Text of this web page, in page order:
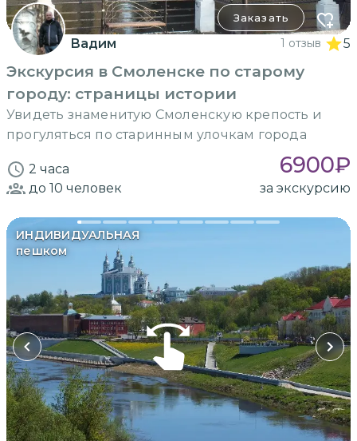
Заказать
Вадим 1 отзыв 5
Экскурсия в Смоленске по старому
городу: страницы истории
Увидеть знаменитую Смоленскую крепость и
прогуляться по старинным улочкам города
2 часа 6900₽
до 10 человек за экскурсию
ИНДИВИДУАЛЬНАЯ
пешком